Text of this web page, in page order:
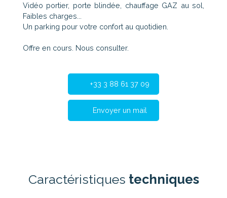
Vidéo portier, porte blindée, chauffage GAZ au sol,
Faibles charges...
Un parking pour votre confort au quotidien.
Offre en cours. Nous consulter.
+33 3 88 61 37 09
Envoyer un mail
Caractéristiques techniques